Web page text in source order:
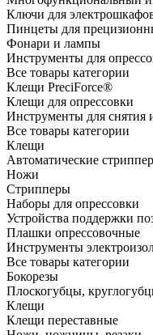
Ключи для
Пинцеты для
Фонари и лампы
Инструменты для
Все товары категории
Клещи PreciForce®
Клещи для опрессовки
Инструменты для снятия
Все товары категории
Клещи
Автоматические
Ножи
Стрипперы
Наборы для опрессовки
Устройства поддержки
Плашки опрессовочные
Инструменты
Все товары категории
Бокорезы
Плоскогубцы,
Клещи
Клещи переставные